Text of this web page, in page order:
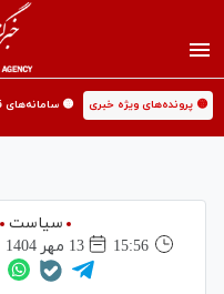
🟡 پرونده‌های ویژه خبری 🟡 سامانه‌های
سیاست
15:56
13 مهر 1404